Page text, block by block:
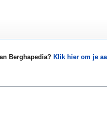
Berghapedia? Klik hier om je